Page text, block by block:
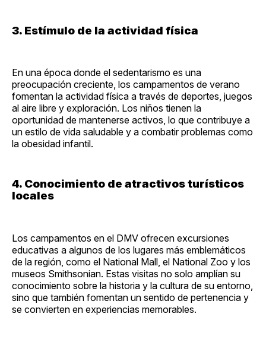
3. Estímulo de la actividad física
En una época donde el sedentarismo es una
preocupación creciente, los campamentos de verano
fomentan la actividad física a través de deportes, juegos
al aire libre y exploración. Los niños tienen la
oportunidad de mantenerse activos, lo que contribuye a
un estilo de vida saludable y a combatir problemas como
la obesidad infantil.
4. Conocimiento de atractivos turísticos
locales
Los campamentos en el DMV ofrecen excursiones
educativas a algunos de los lugares más emblemáticos
de la región, como el National Mall, el National Zoo y los
museos Smithsonian. Estas visitas no solo amplían su
conocimiento sobre la historia y la cultura de su entorno,
sino que también fomentan un sentido de pertenencia y
se convierten en experiencias memorables.